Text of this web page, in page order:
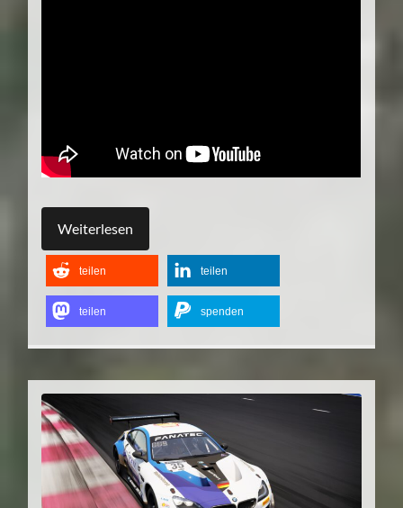
Weiterlesen
teilen teilen
teilen spenden